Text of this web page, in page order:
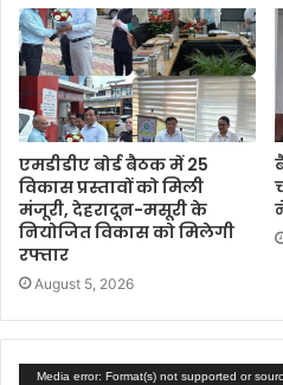
एमडीडीए बोर्ड बैठक में 25
विकास प्रस्तावों को मिली
मंजूरी, देहरादून-मसूरी के
नियोजित विकास को मिलेगी
रफ्तार
August 5, 2026
Video
Media error: Format(s) not supported or